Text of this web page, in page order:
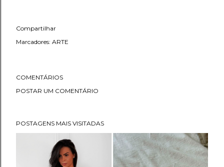
Compartilhar
Marcadores: ARTE
COMENTÁRIOS
POSTAR UM COMENTÁRIO
POSTAGENS MAIS VISITADAS